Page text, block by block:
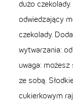
dużo
odwiedzający
czekolady.
wytwarzania:
uwaga:
ze sobą.
cukierkowym